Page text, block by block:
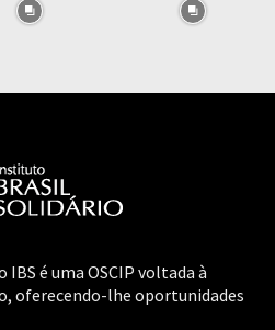
é uma OSCIP voltada à
oferecendo-lhe oportunidades